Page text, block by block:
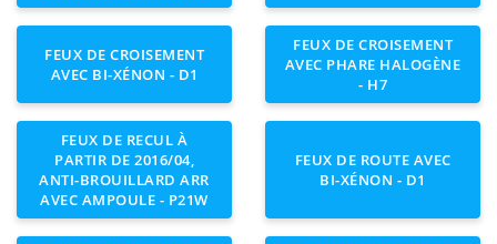
FEUX DE CROISEMENT
AVEC BI-XÉNON - D1
FEUX DE CROISEMENT
AVEC PHARE HALOGÈNE
- H7
FEUX DE RECUL À
PARTIR DE 2016/04,
ANTI-BROUILLARD ARR
AVEC AMPOULE - P21W
FEUX DE ROUTE AVEC
BI-XÉNON - D1